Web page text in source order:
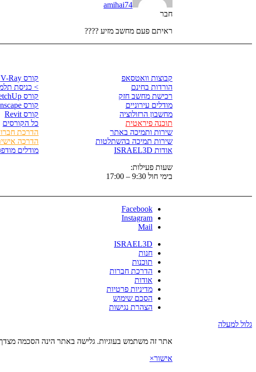
amihai74
חבר
ראיתם פעם מחשב מזיע ????
קורס V-Ray אונליין
> כניסת
קורס SketchUp
קורס Enscape
קורס Revit
כל הקורסים
הדרכת
הדרכה
מודלים
קבוצות וואטסאפ
הורדות בחינם
רכישת מחשב חזק
מודלים עירוניים
מחשבון הרזולוציה
תוכנה פיראטית
שירות ותמיכה באתר
שירות תמיכה בהשתלטות
אודות ISRAEL3D
שעות פעילות:
בימי חול 9:30 – 17:00
Facebook
Instagram
Mail
ISRAEL3D
חנות
תוכנות
הדרכת חברות
אודות
מדיניות פרטיות
הסכם שימוש
הצהרת נגישות
גלול למעלה
אתר זה משתמש בעוגיות. גלישה באתר הינה הסכמה מצדך
אישור×